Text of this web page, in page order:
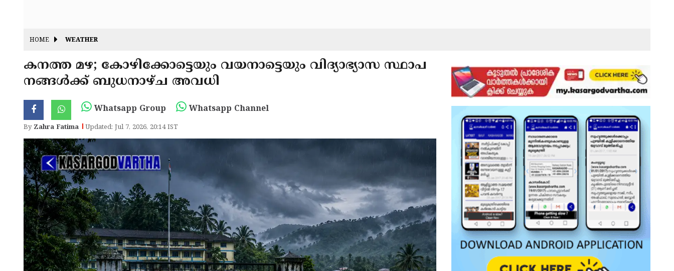
HOME WEATHER
കനത്ത മഴ; കോഴിക്കോട്ടെയും വയനാട്ടെയും വിദ്യാഭ്യാസ സ്ഥാപ
നങ്ങൾക്ക് ബുധനാഴ്ച അവധി
Whatsapp Group Whatsapp Channel
By Zahra Fatima Updated: Jul 7, 2026, 20:14 IST